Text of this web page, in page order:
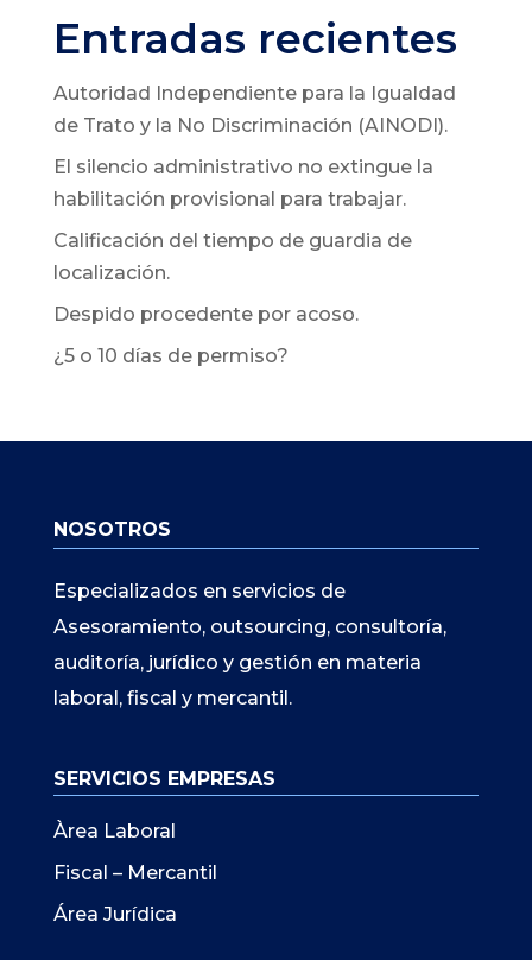
Entradas recientes
Autoridad Independiente para la Igualdad
de Trato y la No Discriminación (AINODI).
El silencio administrativo no extingue la
habilitación provisional para trabajar.
Calificación del tiempo de guardia de
localización.
Despido procedente por acoso.
¿5 o 10 días de permiso?
NOSOTROS
Especializados en servicios de
Asesoramiento, outsourcing, consultoría,
auditoría, jurídico y gestión en materia
laboral, fiscal y mercantil.
SERVICIOS EMPRESAS
Àrea Laboral
Fiscal – Mercantil
Área Jurídica